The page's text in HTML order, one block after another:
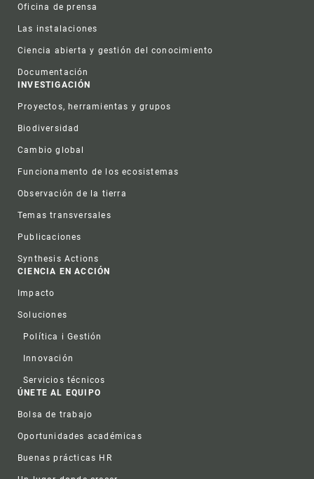
Oficina de prensa
Las instalaciones
Ciencia abierta y gestión del conocimiento
Documentación
INVESTIGACIÓN
Proyectos, herramientas y grupos
Biodiversidad
Cambio global
Funcionamento de los ecosistemas
Observación de la tierra
Temas transversales
Publicaciones
Synthesis Actions
CIENCIA EN ACCIÓN
Impacto
Soluciones
Política i Gestión
Innovación
Servicios técnicos
ÚNETE AL EQUIPO
Bolsa de trabajo
Oportunidades académicas
Buenas prácticas HR